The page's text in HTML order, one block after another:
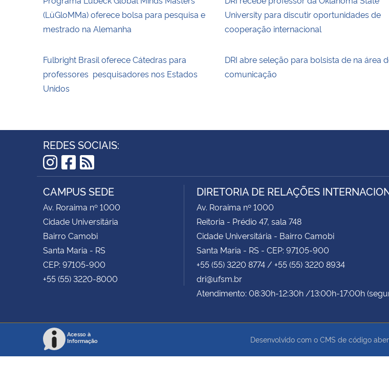
(LüGloMMa) oferece bolsa para pesquisa e
mestrado na Alemanha
University para discutir oportunidades de
cooperação internacional
Fulbright Brasil oferece Cátedras para
professores pesquisadores nos Estados
Unidos
DRI abre seleção para bolsista de na área
comunicação
REDES SOCIAIS:
Instagram
Facebook
RSS
CAMPUS SEDE
Av. Roraima nº 1000
Cidade Universitária
Bairro Camobi
Santa Maria - RS
CEP: 97105-900
+55 (55) 3220-8000
DIRETORIA DE RELAÇÕES
Av. Roraima nº 1000
Reitoria - Prédio 47, sala 748
Cidade Universitária - Bairro Camobi
Santa Maria - RS - CEP: 97105-900
+55 (55) 3220 8774 / +55 (55) 3220 8934
dri@ufsm.br
Atendimento: 08:30h-12:30h /13:00h-17:00h
Acesso à
Informação
Desenvolvido com o CMS de código